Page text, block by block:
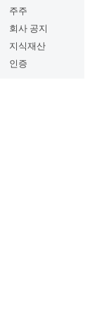
주주
회사 공지
지식재산
인증